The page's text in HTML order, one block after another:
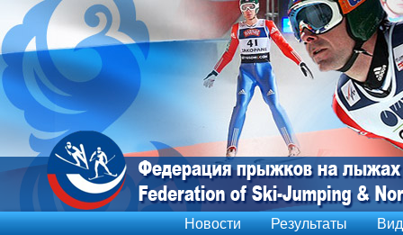
Новости Результаты